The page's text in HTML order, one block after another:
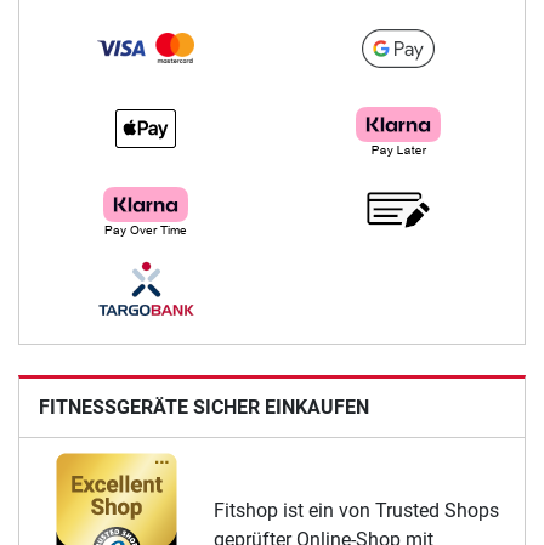
FITNESSGERÄTE SICHER EINKAUFEN
Fitshop ist ein von Trusted Shops
geprüfter Online-Shop mit